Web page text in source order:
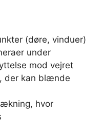
(døre, vinduer)
under
mod vejret
der kan blænde
hvor